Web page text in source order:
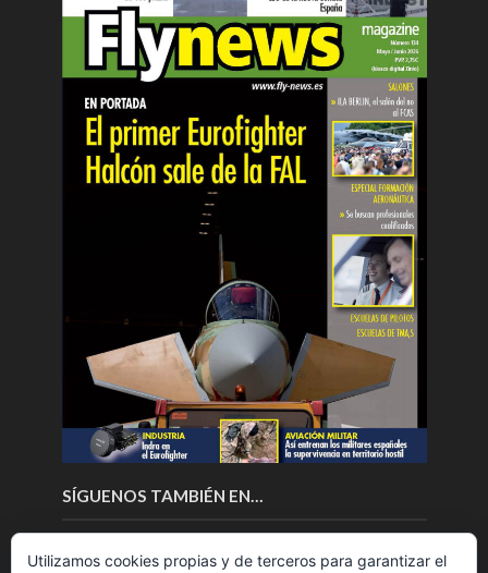
SÍGUENOS TAMBIÉN EN…
Utilizamos cookies propias y de terceros para garantizar el